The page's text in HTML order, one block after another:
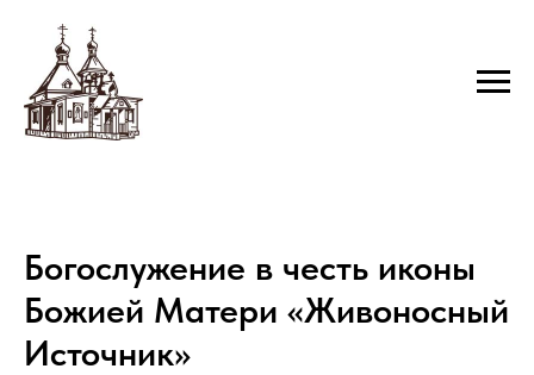
Богослужение в честь иконы
Божией Матери «Живоносный
Источник»